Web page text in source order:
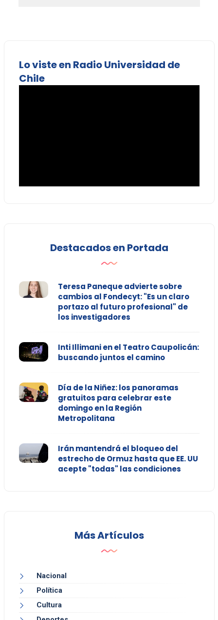
Lo viste en Radio Universidad de
Chile
Destacados en Portada
Teresa Paneque advierte sobre
cambios al Fondecyt: "Es un claro
portazo al futuro profesional" de
los investigadores
Inti Illimani en el Teatro Caupolicán:
buscando juntos el camino
Día de la Niñez: los panoramas
gratuitos para celebrar este
domingo en la Región
Metropolitana
Irán mantendrá el bloqueo del
estrecho de Ormuz hasta que EE. UU
acepte "todas" las condiciones
Más Artículos
Nacional
Política
Cultura